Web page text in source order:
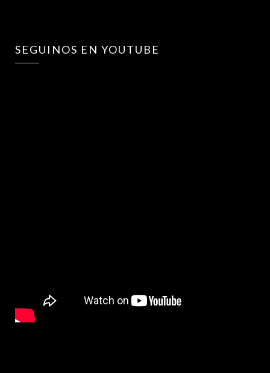
SEGUINOS EN YOUTUBE